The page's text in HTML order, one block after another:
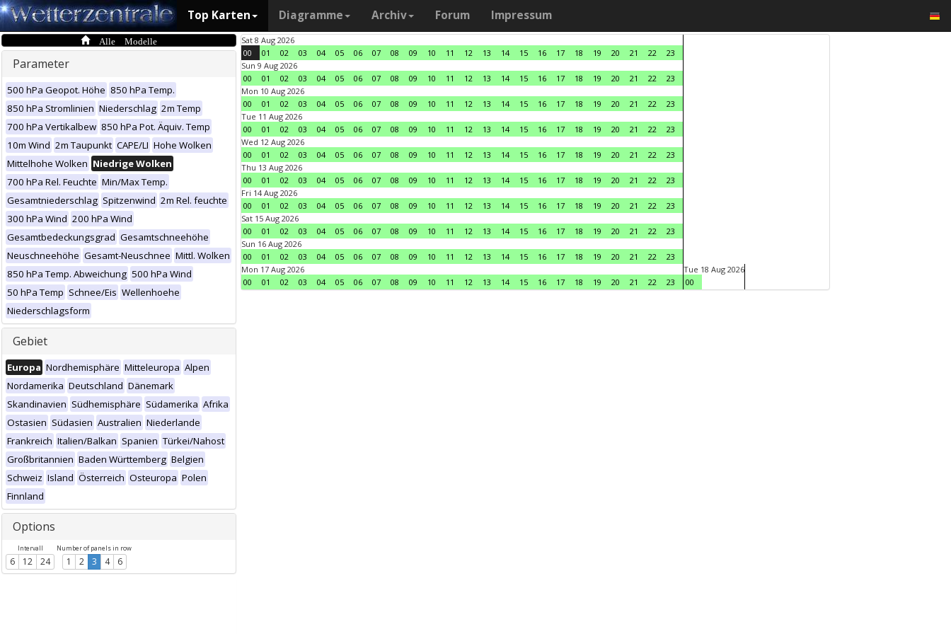
Top Karten Diagramme Archiv Forum Impressum
Alle Modelle
Parameter
500 hPa Geopot. Höhe 850 hPa Temp.
850 hPa Stromlinien Niederschlag 2m Temp
700 hPa Vertikalbew 850 hPa Pot. Äquiv. Temp
10m Wind 2m Taupunkt CAPE/LI Hohe Wolken
Mittelhohe Wolken Niedrige Wolken
700 hPa Rel. Feuchte Min/Max Temp.
Gesamtniederschlag Spitzenwind 2m Rel. feuchte
300 hPa Wind 200 hPa Wind
Gesamtbedeckungsgrad Gesamtschneehöhe
Neuschneehöhe Gesamt-Neuschnee Mittl. Wolken
850 hPa Temp. Abweichung 500 hPa Wind
50 hPa Temp Schnee/Eis Wellenhoehe
Niederschlagsform
Gebiet
Europa Nordhemisphäre Mitteleuropa Alpen
Nordamerika Deutschland Dänemark
Skandinavien Südhemisphäre Südamerika Afrika
Ostasien Südasien Australien Niederlande
Frankreich Italien/Balkan Spanien Türkei/Nahost
Großbritannien Baden Württemberg Belgien
Schweiz Island Österreich Osteuropa Polen
Finnland
Options
Intervall
6 12 24
Number of panels in row
1 2 3 4 6
Sat 8 Aug 2026
00
01 02 03 04 05 06 07 08 09 10 11 12 13 14 15 16 17 18 19 20 21 22
23
Sun 9 Aug 2026
00
01 02 03 04 05 06 07 08 09 10 11 12 13 14 15 16 17 18 19 20 21 22
23
Mon 10 Aug 2026
00
01 02 03 04 05 06 07 08 09 10 11 12 13 14 15 16 17 18 19 20 21 22
23
Tue 11 Aug 2026
00
01 02 03 04 05 06 07 08 09 10 11 12 13 14 15 16 17 18 19 20 21 22
23
Wed 12 Aug 2026
00
01 02 03 04 05 06 07 08 09 10 11 12 13 14 15 16 17 18 19 20 21 22
23
Thu 13 Aug 2026
00
01 02 03 04 05 06 07 08 09 10 11 12 13 14 15 16 17 18 19 20 21 22
23
Fri 14 Aug 2026
00
01 02 03 04 05 06 07 08 09 10 11 12 13 14 15 16 17 18 19 20 21 22
23
Sat 15 Aug 2026
00
01 02 03 04 05 06 07 08 09 10 11 12 13 14 15 16 17 18 19 20 21 22
23
Sun 16 Aug 2026
00
01 02 03 04 05 06 07 08 09 10 11 12 13 14 15 16 17 18 19 20 21 22
23
Mon 17 Aug 2026
00
01 02 03 04 05 06 07 08 09 10 11 12 13 14 15 16 17 18 19 20 21 22 23
Tue 18 Aug 2026
00